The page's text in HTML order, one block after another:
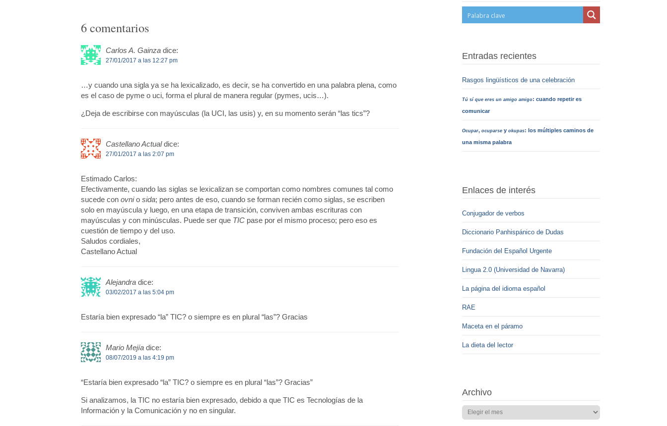
6 comentarios
Carlos A. Gainza dice:
27/01/2017 a las 12:27 pm
…y cuando una sigla ya se ha lexicalizado, es decir, se ha convertido en una palabra plena, como
es el caso de pyme o uci, forma el plural de manera regular (pymes, ucis…).
¿Deja de escribirse con mayúsculas (la UCI, las usis) y, en su momento serán “las tics”?
Castellano Actual dice:
27/01/2017 a las 2:07 pm
Estimado Carlos:
Efectivamente, cuando las siglas se lexicalizan se comportan como nombres comunes tal como
sucede con ovnio sida; pero antes de eso, cuando se forman recién como siglas, se escriben
solo en mayúscula y luego, en una etapa de transición, conviven ambas escrituras con
mayúsculas y con minúsculas. Puede ser que TICpase por el mismo proceso; pero eso es
cuestión de tiempo y del uso.
Saludos cordiales,
Castellano Actual
Alejandra dice:
03/02/2017 a las 5:04 pm
Estaría bien expresado “la” TIC? o siempre es en plural “las”? Gracias
Mario Mejía dice:
08/07/2019 a las 4:19 pm
“Estaría bien expresado “la” TIC? o siempre es en plural “las”? Gracias”
Si analizamos, la TIC no estaría bien expresado, debido a que TIC es Tecnologías de la
Información y la Comunicación y no en singular.
Entradas recientes
Rasgos lingüísticos de una celebración
Tú sí que eres un amigo amigo: cuando repetir es
comunicar
Ocupar, ocuparsey okupas: los múltiples caminos de
una misma palabra
Enlaces de interés
Conjugador de verbos
Diccionario Panhispánico de Dudas
Fundación del Español Urgente
Lingua 2.0 (Universidad de Navarra)
La página del idioma español
RAE
Maceta en el páramo
La dieta del lector
Archivo